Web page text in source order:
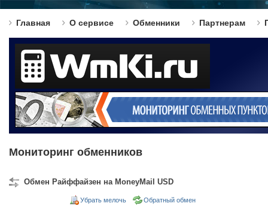
Главная О сервисе Обменники Партнерам
Мониторинг обменников
Обмен Райффайзен на MoneyMail USD
Убрать мелочь Обратный обмен